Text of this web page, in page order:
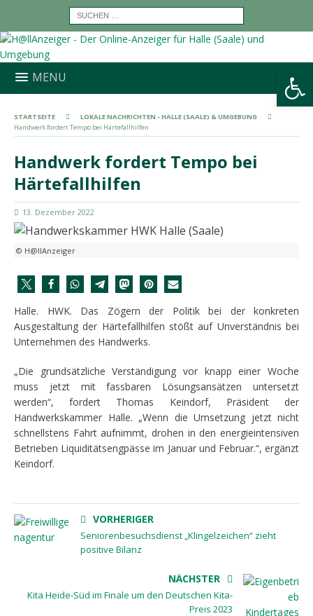
Werkzeugleiste öffnen
MENU
STARTSEITE
LOKALE NACHRICHTEN - HALLE (SAALE) & UMGEBUNG
Handwerk fordert Tempo bei Härtefallhilfen
Handwerk fordert Tempo bei
Härtefallhilfen
13. Dezember 2022
© H@llAnzeiger
Halle. HWK. Das Zögern der Politik bei der konkreten
Ausgestaltung der Härtefallhilfen stößt auf Unverständnis bei
Unternehmen des Handwerks.
„Die grundsätzliche Verständigung vor knapp einer Woche
muss jetzt mit fassbaren Lösungsansätzen untersetzt
werden“, fordert Thomas Keindorf, Präsident der
Handwerkskammer Halle. „Wenn die Umsetzung jetzt nicht
schnellstens Fahrt aufnimmt, drohen in den energieintensiven
Betrieben Liquiditätsengpässe im Januar und Februar.“, ergänzt
Keindorf.
VORHERIGER
Seniorenbesuchsdienst „Klingelzeichen“ zieht
positive Bilanz
NÄCHSTER
Kita Heide-Süd im Finale um den Deutschen Kita-
Preis 2023